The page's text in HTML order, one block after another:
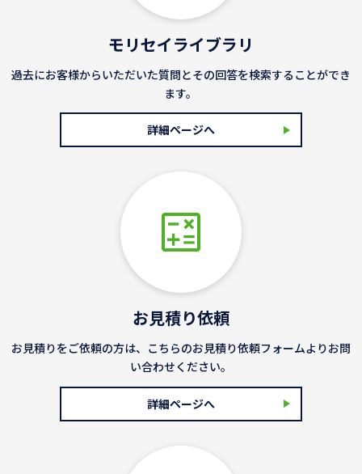
モリセイライブラリ
過去にお客様からいただいた質問とその回答を検索することができ
ます。
詳細ページへ
お見積り依頼
お見積りをご依頼の方は、こちらのお見積り依頼フォームよりお問
い合わせください。
詳細ページへ